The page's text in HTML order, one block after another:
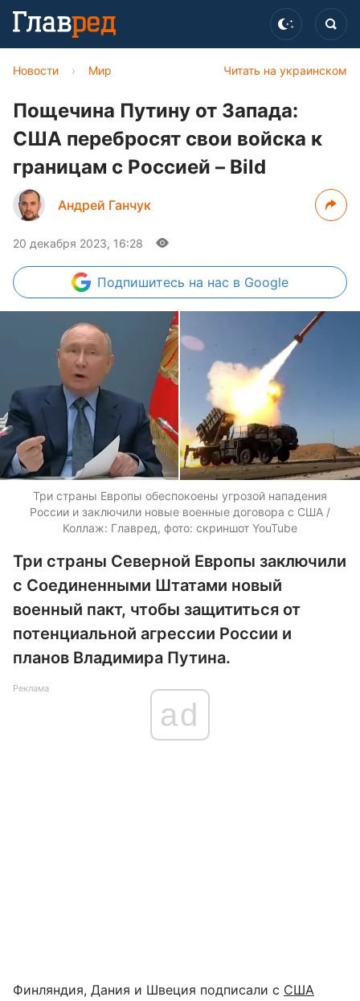
Читать на украинском
Новости › Мир
Пощечина Путину от Запада:
США перебросят свои войска к
границам с Россией – Bild
Андрей Ганчук
20 декабря 2023, 16:28
Подпишитесь на нас в Google
Три страны Европы обеспокоены угрозой нападения
России и заключили новые военные договора с США /
Коллаж: Главред, фото: скриншот YouTube
Три страны Северной Европы заключили
с Соединенными Штатами новый
военный пакт, чтобы защититься от
потенциальной агрессии России и
планов Владимира Путина.
Реклама
ad
Финляндия, Дания и Швеция подписали с США